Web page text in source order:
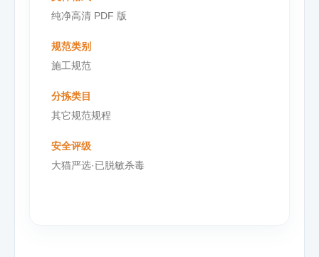
纯净高清 PDF 版
规范类别
施工规范
分拣类目
其它规范规程
安全评级
大猫严选·已脱敏杀毒